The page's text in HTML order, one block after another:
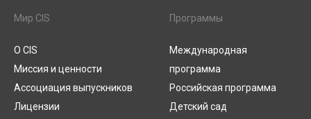
Мир CIS
О CIS
Миссия и ценности
Ассоциация выпускников
Лицензии
Программы
Международная
программа
Российская программа
Детский сад